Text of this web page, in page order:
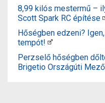
8,99 kilós mestermű –
Scott Spark RC építése
Hőségben edzeni?
tempót!
Perzselő hőségben
Brigetio Országúti